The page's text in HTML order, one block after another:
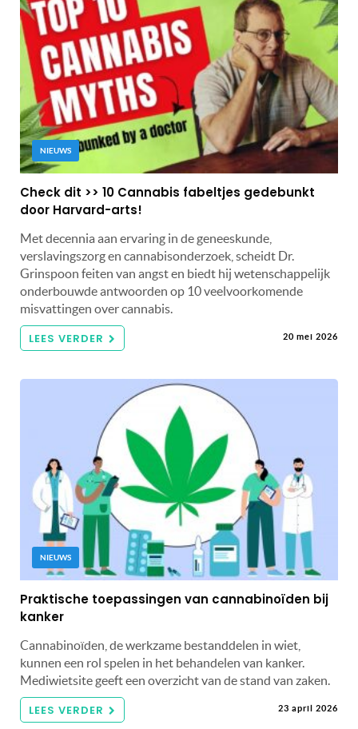
NIEUWS
Check dit >> 10 Cannabis fabeltjes gedebunkt
door Harvard-arts!
Met decennia aan ervaring in de geneeskunde,
verslavingszorg en cannabisonderzoek, scheidt Dr.
Grinspoon feiten van angst en biedt hij wetenschappelijk
onderbouwde antwoorden op 10 veelvoorkomende
misvattingen over cannabis.
LEES VERDER 20 mei 2026
NIEUWS
Praktische toepassingen van cannabinoïden bij
kanker
Cannabinoïden, de werkzame bestanddelen in wiet,
kunnen een rol spelen in het behandelen van kanker.
Mediwietsite geeft een overzicht van de stand van zaken.
LEES VERDER 23 april 2026